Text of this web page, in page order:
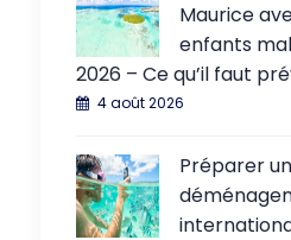
Maurice
enfants
2026 – Ce qu’il faut
4 août 2026
Préparer un